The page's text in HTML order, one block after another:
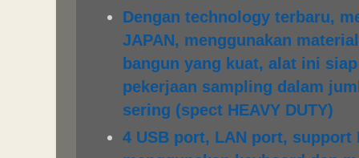
Dengan technology terbaru,
JAPAN, menggunakan
bangun yang kuat, alat ini
pekerjaan sampling dalam
sering (spect HEAVY DUTY)
4 USB port, LAN port, support